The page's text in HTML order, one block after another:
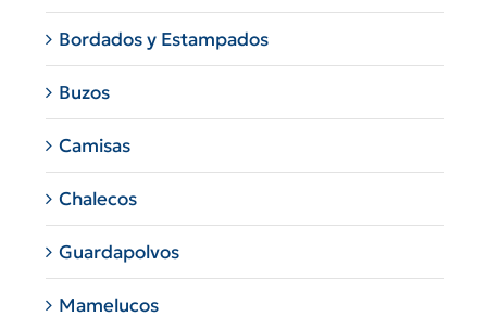
Bordados y Estampados
Buzos
Camisas
Chalecos
Guardapolvos
Mamelucos